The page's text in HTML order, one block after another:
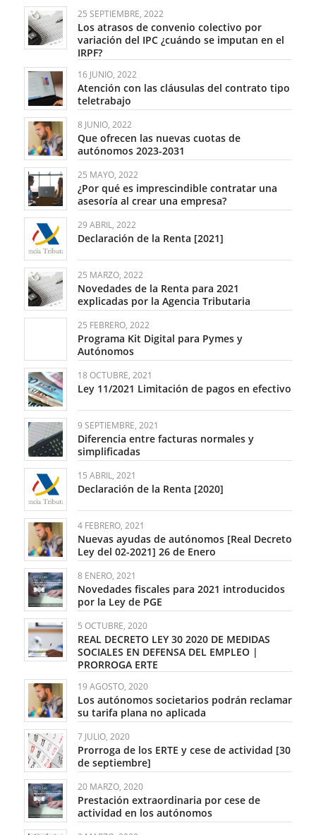
25 SEPTIEMBRE, 2022
Los atrasos de convenio colectivo por
variación del IPC ¿cuándo se imputan en el
IRPF?
16 JUNIO, 2022
Atención con las cláusulas del contrato tipo
teletrabajo
8 JUNIO, 2022
Que ofrecen las nuevas cuotas de
autónomos 2023-2031
25 MAYO, 2022
¿Por qué es imprescindible contratar una
asesoría al crear una empresa?
29 ABRIL, 2022
Declaración de la Renta [2021]
25 MARZO, 2022
Novedades de la Renta para 2021
explicadas por la Agencia Tributaria
25 FEBRERO, 2022
Programa Kit Digital para Pymes y
Autónomos
18 OCTUBRE, 2021
Ley 11/2021 Limitación de pagos en efectivo
9 SEPTIEMBRE, 2021
Diferencia entre facturas normales y
simplificadas
15 ABRIL, 2021
Declaración de la Renta [2020]
4 FEBRERO, 2021
Nuevas ayudas de autónomos [Real Decreto
Ley del 02-2021] 26 de Enero
8 ENERO, 2021
Novedades fiscales para 2021 introducidos
por la Ley de PGE
5 OCTUBRE, 2020
REAL DECRETO LEY 30 2020 DE MEDIDAS
SOCIALES EN DEFENSA DEL EMPLEO |
PRORROGA ERTE
19 AGOSTO, 2020
Los autónomos societarios podrán reclamar
su tarifa plana no aplicada
7 JULIO, 2020
Prorroga de los ERTE y cese de actividad [30
de septiembre]
20 MARZO, 2020
Prestación extraordinaria por cese de
actividad en los autónomos